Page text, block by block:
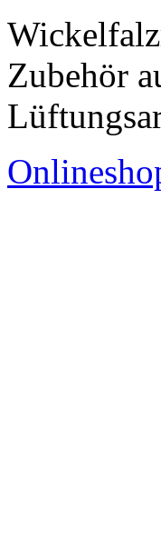
Zubehör